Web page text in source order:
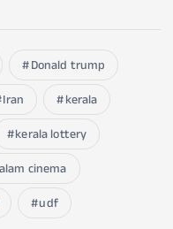
Donald trump
Iran
kerala
kerala lottery
cinema
udf